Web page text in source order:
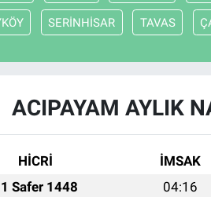
SERİNHİSAR TAVAS
ACIPAYAM AYLIK
HİCRİ İMSAK
Safer 1448 04:16